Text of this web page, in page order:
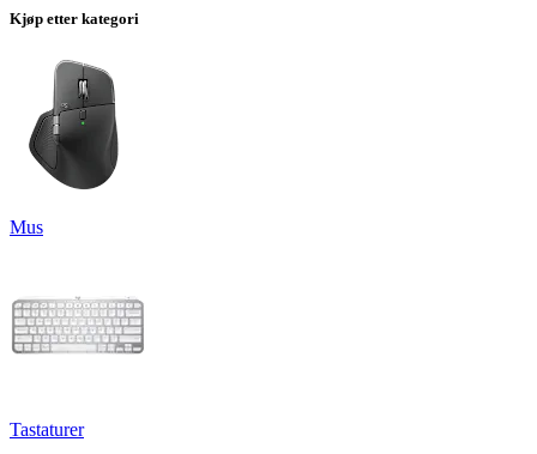
Kjøp etter kategori
Mus
Tastaturer